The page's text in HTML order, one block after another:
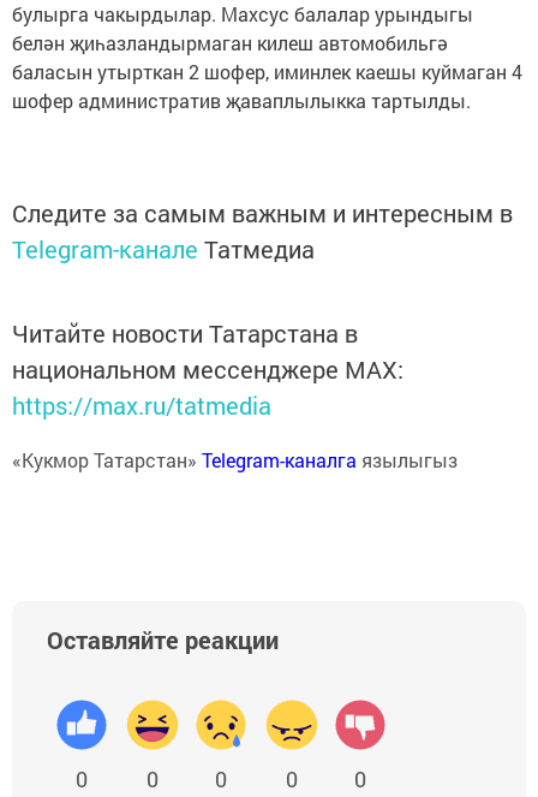
булырга чакырдылар. Махсус балалар урындыгы
белән җиһазландырмаган килеш автомобильгә
баласын утырткан 2 шофер, иминлек каешы куймаган 4
шофер административ җаваплылыкка тартылды.
Следите за самым важным и интересным в
Telegram-канале Татмедиа
Читайте новости Татарстана в
национальном мессенджере MАХ:
https://max.ru/tatmedia
«Кукмор Татарстан» Telegram-каналга язылыгыз
Оставляйте реакции
0 0 0 0 0